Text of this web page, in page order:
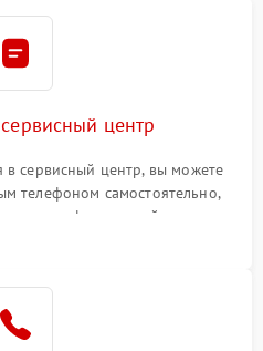
центр
в сервисный центр, вы можете
телефоном самостоятельно,
телефона на сайте